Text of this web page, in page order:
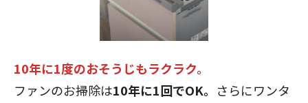
10年に1度のおそうじもラクラク。
ファンのお掃除は10年に1回でOK。 さらにワンタ